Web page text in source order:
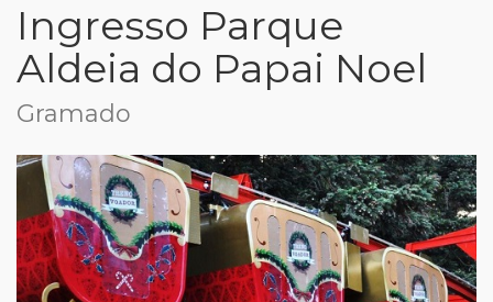
Ingresso Parque
Aldeia do Papai Noel
Gramado